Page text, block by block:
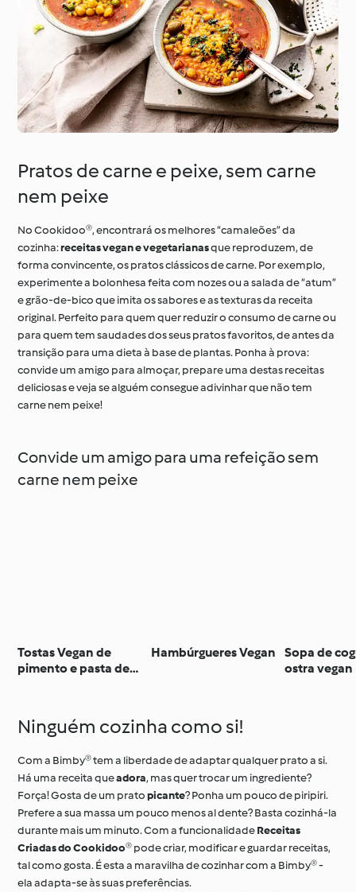
Pratos de carne e peixe, sem carne
nem peixe
No Cookidoo®, encontrará os melhores “camaleões” da
cozinha:receitas vegan e vegetarianasque reproduzem, de
forma convincente, os pratos clássicos de carne. Por exemplo,
experimente a bolonhesa feita com nozes ou a salada de “atum”
e grão-de-bico que imita os sabores e as texturas da receita
original. Perfeito para quem quer reduzir o consumo de carne ou
para quem tem saudades dos seus pratos favoritos, de antes da
transição para uma dieta à base de plantas. Ponha à prova:
convide um amigo para almoçar, prepare uma destas receitas
deliciosas e veja se alguém consegue adivinhar que não tem
carne nem peixe!
Convide um amigo para uma refeição sem
carne nem peixe
Tostas Vegan de
pimento e pasta de
Hambúrgueres Vegan
Sopa de
ostra vegan
Ninguém cozinha como si!
Com a Bimby® tem a liberdade de adaptar qualquer prato a si.
Há uma receita queadora, mas quer trocar um ingrediente?
Força! Gosta de um pratopicante? Ponha um pouco de piripiri.
Prefere a sua massa um pouco menos al dente? Basta cozinhá-la
durante mais um minuto. Com a funcionalidadeReceitas
Criadas do Cookidoo®pode criar, modificar e guardar receitas,
tal como gosta. É esta a maravilha de cozinhar com a Bimby® -
ela adapta-se às suas preferências.